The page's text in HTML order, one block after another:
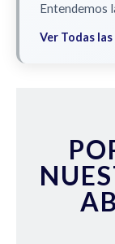
Entendemos
Ver Todas